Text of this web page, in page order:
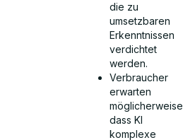
die zu
umsetzbaren
Erkenntnissen
verdichtet
werden.
Verbraucher
erwarten
möglicherweise,
dass KI
komplexe